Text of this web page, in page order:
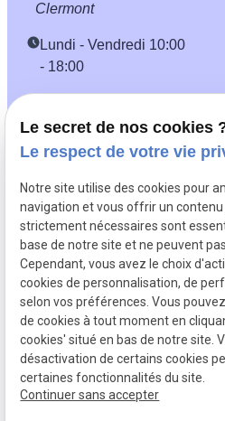
Clermont
Lundi - Vendredi 10:00
- 18:00
Le secret de nos cookies
Le respect de votre vie
Notre site utilise des cookies pour
navigation et vous offrir un contenu
strictement nécessaires sont
base de notre site et ne peuvent
Cependant, vous avez le choix
cookies de personnalisation, de
selon vos préférences. Vous
de cookies à tout moment en
cookies' situé en bas de notre site.
désactivation de certains cookies
certaines fonctionnalités du site.
Continuer sans accepter